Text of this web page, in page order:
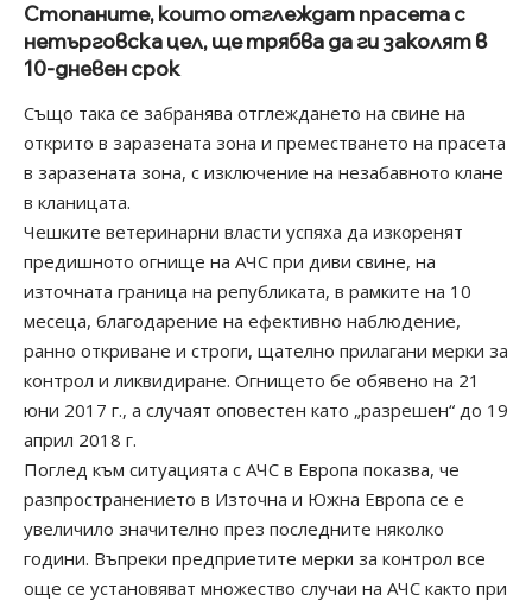
Стопаните, които отглеждат прасета с
нетърговска цел, ще трябва да ги заколят в
10-дневен срок
Също така се забранява отглеждането на свине на
открито в заразената зона и преместването на прасета
в заразената зона, с изключение на незабавното клане
в кланицата.
Чешките ветеринарни власти успяха да изкоренят
предишното огнище на АЧС при диви свине, на
източната граница на републиката, в рамките на 10
месеца, благодарение на ефективно наблюдение,
ранно откриване и строги, щателно прилагани мерки за
контрол и ликвидиране. Огнището бе обявено на 21
юни 2017 г., а случаят оповестен като „разрешен“ до 19
април 2018 г.
Поглед към ситуацията с АЧС в Европа показва, че
разпространението в Източна и Южна Европа се е
увеличило значително през последните няколко
години. Въпреки предприетите мерки за контрол все
още се установяват множество случаи на АЧС както при